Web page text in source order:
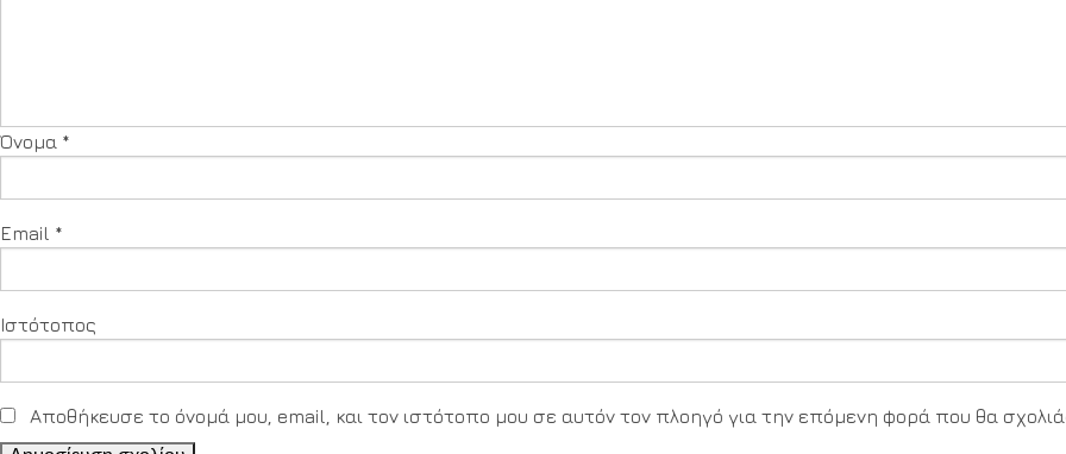
Όνομα *
Email *
Ιστότοπος
Αποθήκευσε το όνομά μου, email, και τον ιστότοπο μου σε αυτόν τον πλοηγό για την επόμενη φορά που θα